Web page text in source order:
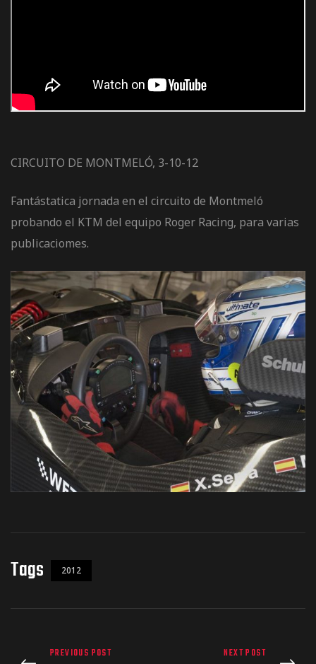
CIRCUITO DE MONTMELÓ, 3-10-12
Fantástatica jornada en el circuito de Montmeló
probando el KTM del equipo Roger Racing, para varias
publicaciomes.
Tags 2012
PREVIOUS POST NEXT POST
Tour